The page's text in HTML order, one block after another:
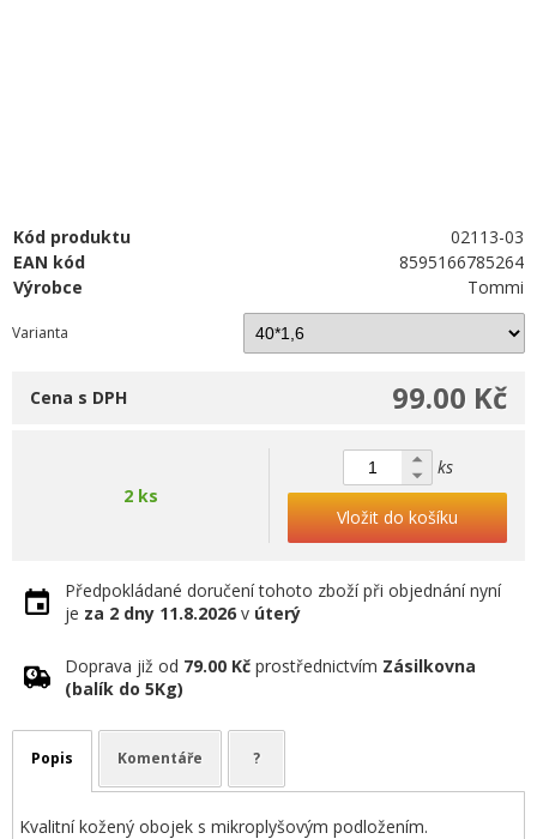
Kód produktu
02113-03
EAN kód
8595166785264
Výrobce
Tommi
Varianta
99.00 Kč
Cena s DPH
2 ks
ks
Vložit do košíku
Předpokládané doručení tohoto zboží při objednání nyní
je za 2 dny 11.8.2026 v úterý
Doprava již od 79.00 Kč prostřednictvím Zásilkovna
(balík do 5Kg)
Popis Komentáře ?
Kvalitní kožený obojek s mikroplyšovým podložením.